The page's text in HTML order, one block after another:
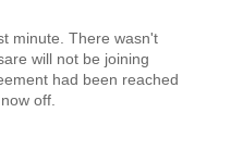
minute. There wasn't
will not be joining
had been reached
off.